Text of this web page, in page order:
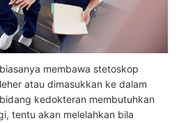
membawa stetoskop
atau dimasukkan ke dalam
kedokteran membutuhkan
tentu akan melelahkan bila